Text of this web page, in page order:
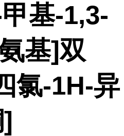
基-1,3-
基]双
氯-1H-异